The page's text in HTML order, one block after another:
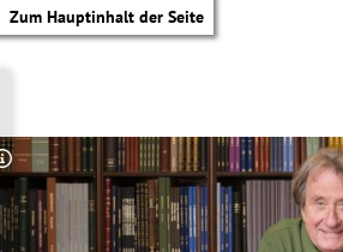
Zum Hauptinhalt der Seite
Copyright-Hinweis öffnen/schließen